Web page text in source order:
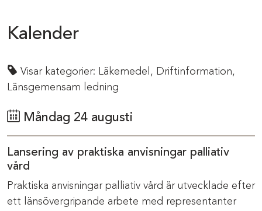
Kalender
Visar kategorier: Läkemedel, Driftinformation,
Länsgemensam ledning
Måndag 24 augusti
Lansering av praktiska anvisningar palliativ
vård
Praktiska anvisningar palliativ vård är utvecklade efter
ett länsövergripande arbete med representanter